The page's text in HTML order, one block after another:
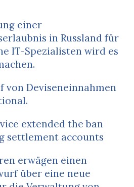
einer
in Russland für
IT-Spezialisten wird es
von Deviseneinnahmen
extended the ban
settlement accounts
erwägen einen
über eine neue